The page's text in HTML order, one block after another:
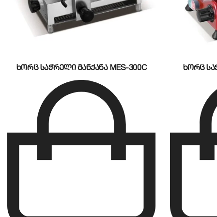
ხორც საჭრელი მანქანა MES-300C ხორც